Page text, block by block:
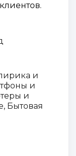
и
и
и
Бытовая